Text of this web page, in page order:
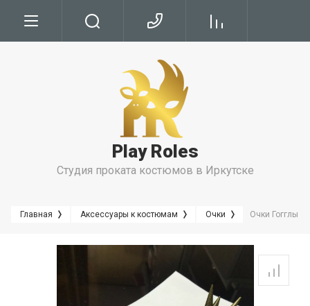
Условия Бронирования
Play Roles
Студия проката костюмов в Иркутске
Главная Аксессуары к костюмам Очки Очки Гогглы